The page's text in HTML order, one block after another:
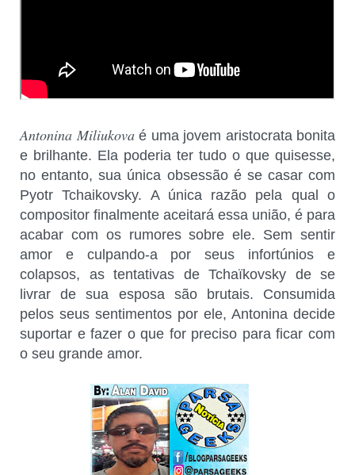
Antonina Miliukova é uma jovem aristocrata bonita
e brilhante. Ela poderia ter tudo o que quisesse,
no entanto, sua única obsessão é se casar com
Pyotr Tchaikovsky. A única razão pela qual o
compositor finalmente aceitará essa união, é para
acabar com os rumores sobre ele. Sem sentir
amor e culpando-a por seus infortúnios e
colapsos, as tentativas de Tchaïkovsky de se
livrar de sua esposa são brutais. Consumida
pelos seus sentimentos por ele, Antonina decide
suportar e fazer o que for preciso para ficar com
o seu grande amor.